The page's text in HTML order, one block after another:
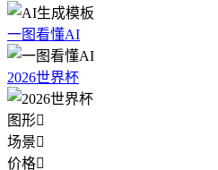
一图看懂AI
2026世界杯
图形
场景
价格